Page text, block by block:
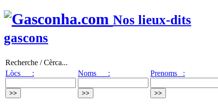
Nos lieux-dits
gascons
Recherche / Cèrca...
Lòcs :
Noms : Prenoms :